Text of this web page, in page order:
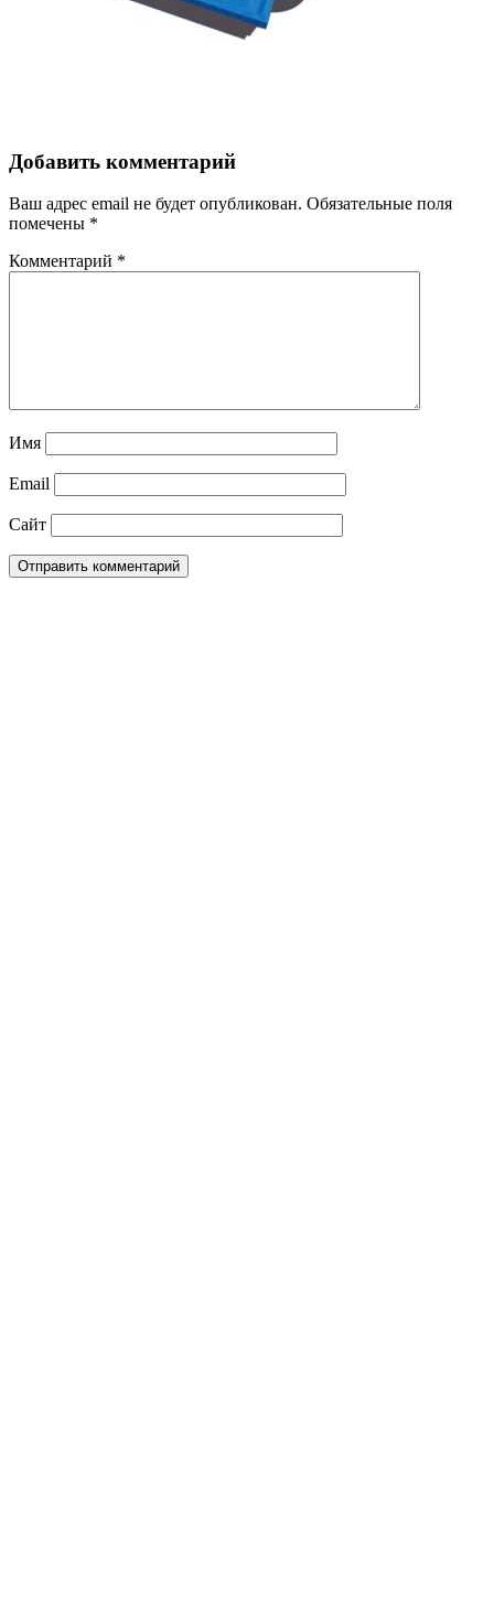
Добавить комментарий
Ваш адрес email не будет опубликован. Обязательные поля
помечены *
Комментарий *
Имя
Email
Сайт